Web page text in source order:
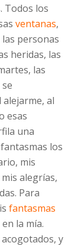
Todos los
ventanas,
personas
heridas, las
las
alejarme, al
esas
una
los
mis
alegrías,
Para
fantasmas
la mía.
y